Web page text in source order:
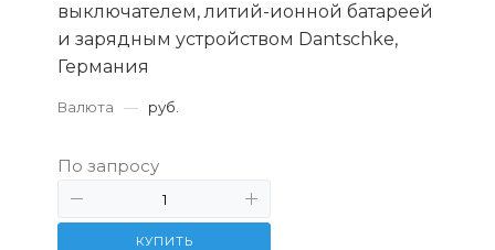
выключателем, литий-ионной батареей
и зарядным устройством Dantschke,
Германия
Валюта — руб.
По запросу
КУПИТЬ